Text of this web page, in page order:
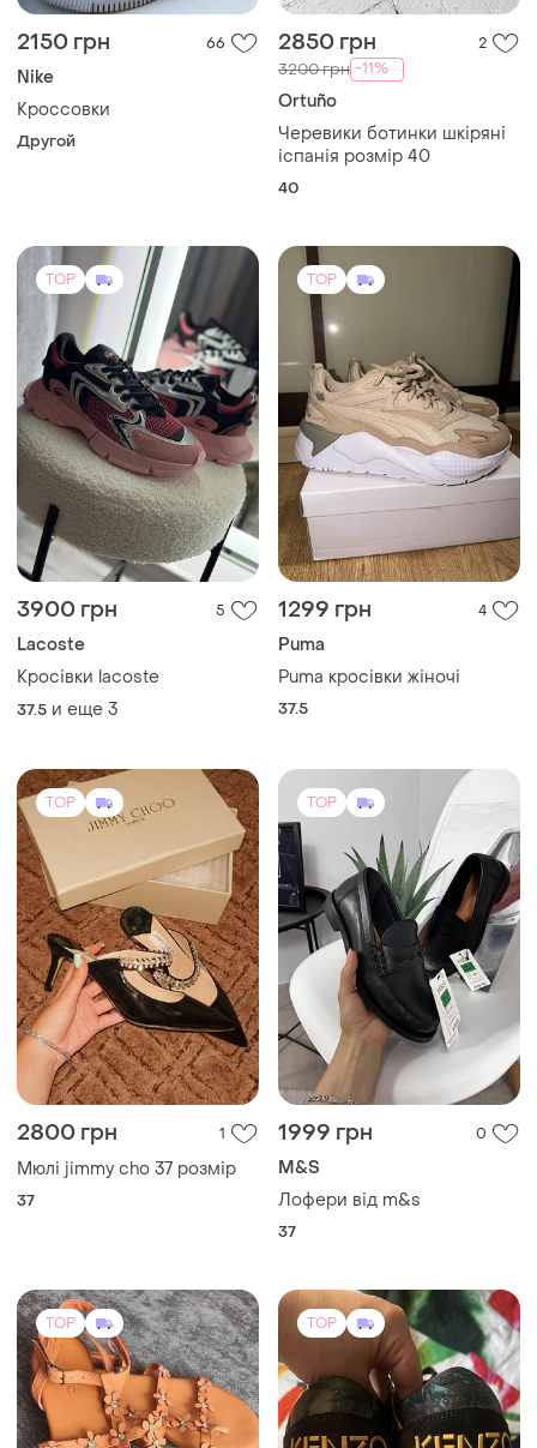
2150 грн 66
Nike
Кроссовки
Другой
2850 грн 2
3200 грн -11%
Ortuño
Черевики ботинки шкіряні
іспанія розмір 40
40
TOP
3900 грн 5
Lacoste
Кросівки lacoste
37.5 и еще 3
TOP
1299 грн 4
Puma
Puma кросівки жіночі
37.5
TOP
2800 грн 1
Мюлі jimmy cho 37 розмір
37
TOP
1999 грн 0
M&S
Лофери від m&s
37
TOP TOP